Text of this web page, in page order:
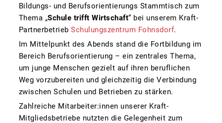
Bildungs- und Berufsorientierungs Stammtisch zum
Thema „Schule trifft Wirtschaft“ bei unserem Kraft-
PartnerbetriebSchulungszentrum Fohnsdorf.
Im Mittelpunkt des Abends stand die Fortbildung im
Bereich Berufsorientierung – ein zentrales Thema,
um junge Menschen gezielt auf ihren beruflichen
Weg vorzubereiten und gleichzeitig die Verbindung
zwischen Schulen und Betrieben zu stärken.
Zahlreiche Mitarbeiter:innen unserer Kraft-
Mitgliedsbetriebe nutzten die Gelegenheit zum